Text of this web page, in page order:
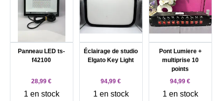
Panneau LED ts-
f42100
28,99 €
1 en stock
Éclairage de studio
Elgato Key Light
94,99 €
1 en stock
Pont Lumiere +
multiprise 10
points
94,99 €
1 en stock